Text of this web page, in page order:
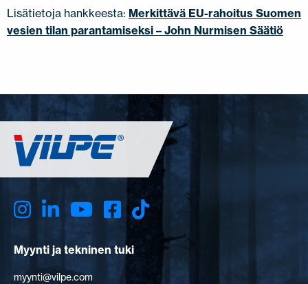
Lisätietoja hankkeesta: Merkittävä EU-rahoitus Suomen
vesien tilan parantamiseksi – John Nurmisen Säätiö
Myynti ja tekninen tuki
myynti@vilpe.com